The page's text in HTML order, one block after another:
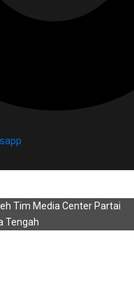
Tim Media Center Partai
Tengah